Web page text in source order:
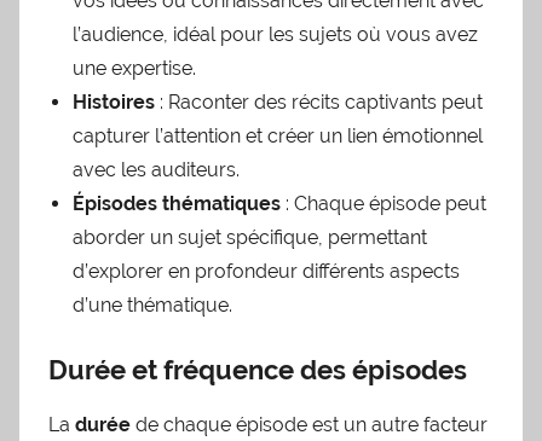
l’audience, idéal pour les sujets où vous avez
une expertise.
Histoires : Raconter des récits captivants peut
capturer l’attention et créer un lien émotionnel
avec les auditeurs.
Épisodes thématiques : Chaque épisode peut
aborder un sujet spécifique, permettant
d’explorer en profondeur différents aspects
d’une thématique.
Durée et fréquence des épisodes
La durée de chaque épisode est un autre facteur